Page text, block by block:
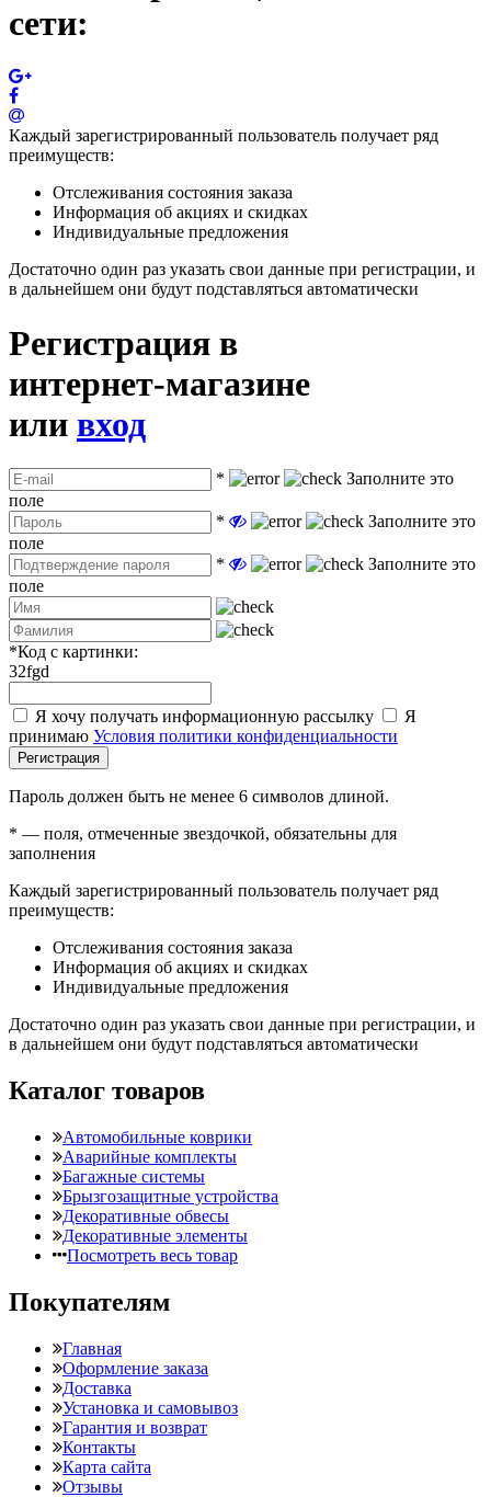
сети:
Каждый зарегистрированный пользователь получает ряд
преимуществ:
Отслеживания состояния заказа
Информация об акциях и скидках
Индивидуальные предложения
Достаточно один раз указать свои данные при регистрации, и
в дальнейшем они будут подставляться автоматически
Регистрация в
интернет-магазине
или вход
*
Заполните это
поле
*
Заполните это
поле
*
Заполните это
поле
*Код с картинки:
32fgd
Я хочу получать информационную рассылку
Я
принимаю Условия политики конфиденциальности
Регистрация
Пароль должен быть не менее 6 символов длиной.
* — поля, отмеченные звездочкой, обязательны для
заполнения
Каждый зарегистрированный пользователь получает ряд
преимуществ:
Отслеживания состояния заказа
Информация об акциях и скидках
Индивидуальные предложения
Достаточно один раз указать свои данные при регистрации, и
в дальнейшем они будут подставляться автоматически
Каталог товаров
Автомобильные коврики
Аварийные комплекты
Багажные системы
Брызгозащитные устройства
Декоративные обвесы
Декоративные элементы
Посмотреть весь товар
Покупателям
Главная
Оформление заказа
Доставка
Установка и самовывоз
Гарантия и возврат
Контакты
Карта сайта
Отзывы